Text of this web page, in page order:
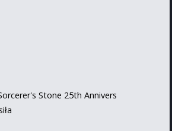
Stone 25th Annivers